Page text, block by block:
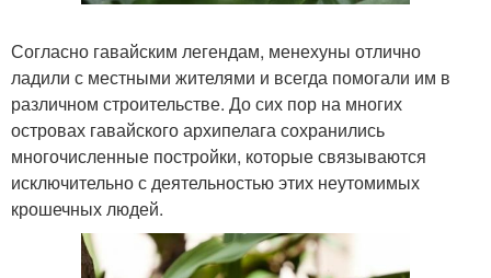
Согласно гавайским легендам, менехуны отлично
ладили с местными жителями и всегда помогали им в
различном строительстве. До сих пор на многих
островах гавайского архипелага сохранились
многочисленные постройки, которые связываются
исключительно с деятельностью этих неутомимых
крошечных людей.